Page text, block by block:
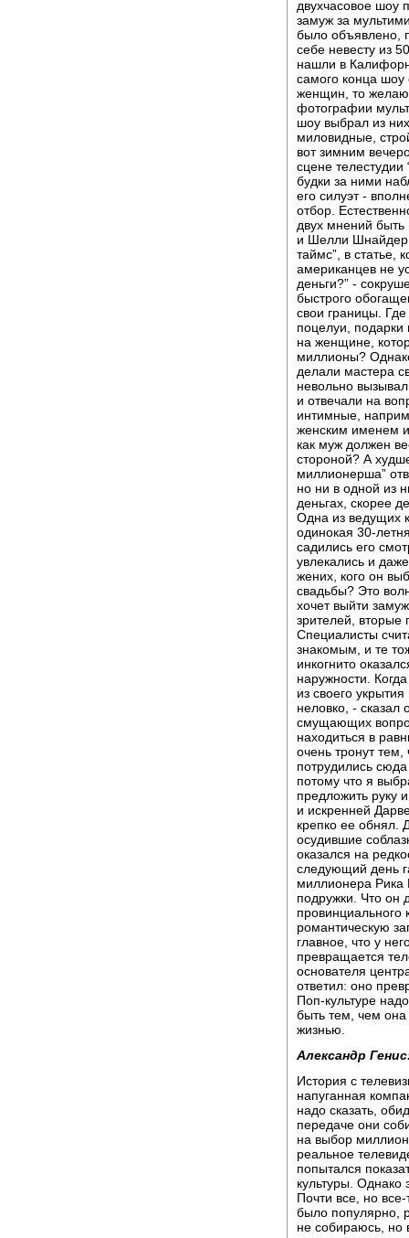
двухчасовое шоу
замуж за
было объявлено,
себе невесту из
нашли в
самого конца шоу
женщин, то
фотографии
шоу выбрал из
миловидные,
вот зимним
сцене телестудии
будки за ними
его силуэт -
отбор.
двух мнений
и Шелли Шнайдер
таймс”, в статье,
американцев не
деньги?” -
быстрого
свои границы.
поцелуи,
на женщине,
миллионы?
делали мастера
невольно
и отвечали на
интимные,
женским именем
как муж должен
стороной? А
миллионерша”
но ни в одной из
деньгах, скорее
Одна из ведущих
одинокая 30-
садились его
увлекались и
жених, кого он
свадьбы? Это
хочет выйти
зрителей, вторые
Специалисты
знакомым, и те
инкогнито
наружности.
из своего
неловко, - сказал
смущающих
находиться в
очень тронут
потрудились
потому что я
предложить руку
и искренней
крепко ее обнял.
осудившие
оказался на
следующий день
миллионера Рика
подружки. Что он
провинциального
романтическую
главное, что у
превращается
основателя
ответил: оно
Поп-культуре
быть тем, чем
жизнью.
Александр
История с
напуганная
надо сказать,
передаче они
на выбор
реальное
попытался
культуры. Однако
Почти все, но
было популярно,
не собираюсь, но